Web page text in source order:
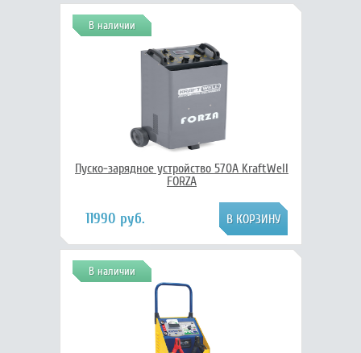
В наличии
Пуско-зарядное устройство 570А KraftWell
FORZA
11990 руб.
В наличии